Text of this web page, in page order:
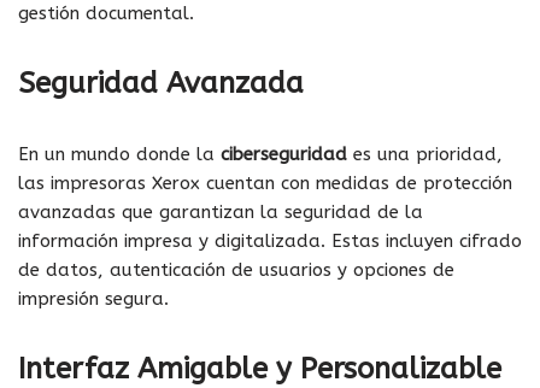
gestión documental.
Seguridad Avanzada
En un mundo donde la ciberseguridad es una prioridad,
las impresoras Xerox cuentan con medidas de protección
avanzadas que garantizan la seguridad de la
información impresa y digitalizada. Estas incluyen cifrado
de datos, autenticación de usuarios y opciones de
impresión segura.
Interfaz Amigable y Personalizable